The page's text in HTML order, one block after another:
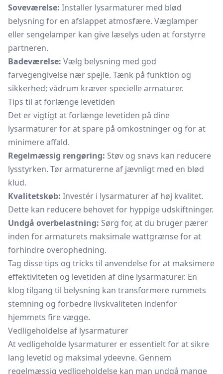
Soveværelse: Installer lysarmaturer med blød
belysning for en afslappet atmosfære. Væglamper
eller sengelamper kan give læselys uden at forstyrre
partneren.
Badeværelse: Vælg belysning med god
farvegengivelse nær spejle. Tænk på funktion og
sikkerhed; vådrum kræver specielle armaturer.
Tips til at forlænge levetiden
Det er vigtigt at forlænge levetiden på dine
lysarmaturer for at spare på omkostninger og for at
minimere affald.
Regelmæssig rengøring: Støv og snavs kan reducere
lysstyrken. Tør armaturerne af jævnligt med en blød
klud.
Kvalitetskøb: Investér i lysarmaturer af høj kvalitet.
Dette kan reducere behovet for hyppige udskiftninger.
Undgå overbelastning: Sørg for, at du bruger pærer
inden for armaturets maksimale wattgrænse for at
forhindre overophedning.
Tag disse tips og tricks til anvendelse for at maksimere
effektiviteten og levetiden af dine lysarmaturer. En
klog tilgang til belysning kan transformere rummets
stemning og forbedre livskvaliteten indenfor
hjemmets fire vægge.
Vedligeholdelse af lysarmaturer
At vedligeholde lysarmaturer er essentielt for at sikre
lang levetid og maksimal ydeevne. Gennem
regelmæssig vedligeholdelse kan man undgå mange